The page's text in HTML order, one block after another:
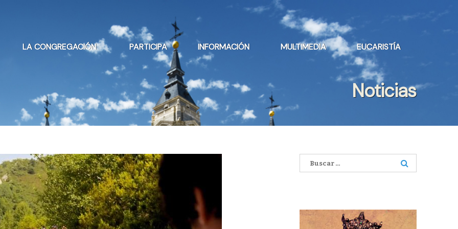
LA CONGREGACIÓN PARTICIPA INFORMACIÓN MULTIMEDIA EUCARISTÍA
Noticias
Buscar: